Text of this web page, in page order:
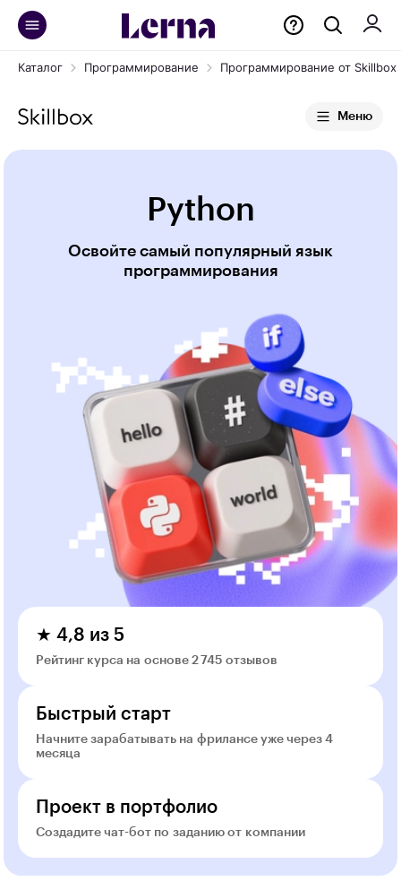
Каталог Программирование Программирование от Skillbox
Меню
Python
Освойте самый популярный язык
программирования
★ 4,8 из 5
Рейтинг курса на основе 2 745 отзывов
Быстрый старт
Начните зарабатывать на фрилансе уже через 4
месяца
Проект в портфолио
Создадите чат-бот по заданию от компании